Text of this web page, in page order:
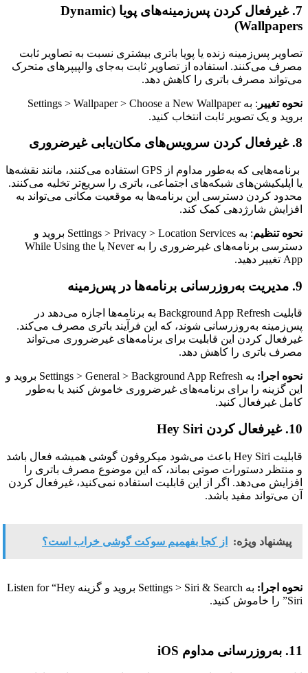
7. غیرفعال کردن پس‌زمینه‌های پویا (Dynamic
Wallpapers)
تصاویر پس‌زمینه زنده یا پویا باتری بیشتری نسبت به تصاویر ثابت
مصرف می‌کنند. استفاده از تصاویر ثابت به‌جای والپیپرهای متحرک
می‌تواند مصرف باتری را کاهش دهد.
نحوه تغییر
: به Settings > Wallpaper > Choose a New Wallpaper
بروید و یک تصویر ثابت انتخاب کنید.
8. غیرفعال کردن سرویس‌های مکان‌یابی غیرضروری
برنامه‌هایی که به‌طور مداوم از GPS استفاده می‌کنند، مانند نقشه‌ها
یا اپلیکیشن‌های شبکه‌های اجتماعی، باتری را سریع‌تر تخلیه می‌کنند.
محدود کردن دسترسی این برنامه‌ها به موقعیت مکانی می‌تواند به
افزایش شارژدهی کمک کند.
نحوه تنظیم
: به Settings > Privacy > Location Services بروید و
دسترسی برنامه‌های غیرضروری را به Never یا While Using the
App تغییر دهید.
9. مدیریت به‌روزرسانی برنامه‌ها در پس‌زمینه
قابلیت Background App Refresh به برنامه‌ها اجازه می‌دهد در
پس‌زمینه به‌روزرسانی شوند، که این فرآیند باتری مصرف می‌کند.
غیرفعال کردن این قابلیت برای برنامه‌های غیرضروری می‌تواند
مصرف باتری را کاهش دهد.
نحوه اجرا:
به Settings > General > Background App Refresh بروید و
این گزینه را برای برنامه‌های غیرضروری خاموش کنید یا به‌طور
کامل غیرفعال کنید.
10. غیرفعال کردن Hey Siri
قابلیت Hey Siri باعث می‌شود میکروفون گوشی همیشه فعال باشد
و منتظر دستورات صوتی بماند، که این موضوع مصرف باتری را
افزایش می‌دهد. اگر از این قابلیت استفاده نمی‌کنید، غیرفعال کردن
آن می‌تواند مفید باشد.
پیشنهاد ویژه: از کجا بفهمیم سوکت گوشی خراب است؟
نحوه اجرا:
به Settings > Siri & Search بروید و گزینه Listen for “Hey
Siri” را خاموش کنید.
11. به‌روزرسانی مداوم iOS